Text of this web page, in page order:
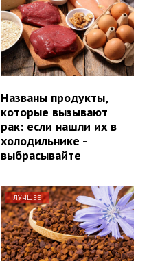
Названы продукты,
которые вызывают
рак: если нашли их в
холодильнике -
выбрасывайте
ЛУЧШЕЕ